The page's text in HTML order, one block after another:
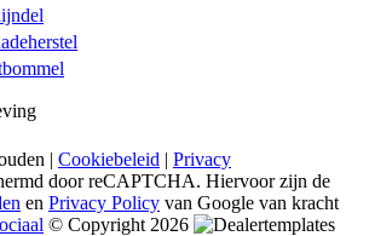
| Cookiebeleid | Privacy
door reCAPTCHA. Hiervoor zijn de
en Privacy Policy van Google van kracht
© Copyright 2026